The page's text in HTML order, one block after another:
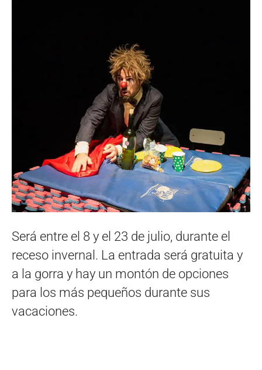
Será entre el 8 y el 23 de julio, durante el
receso invernal. La entrada será gratuita y
a la gorra y hay un montón de opciones
para los más pequeños durante sus
vacaciones.